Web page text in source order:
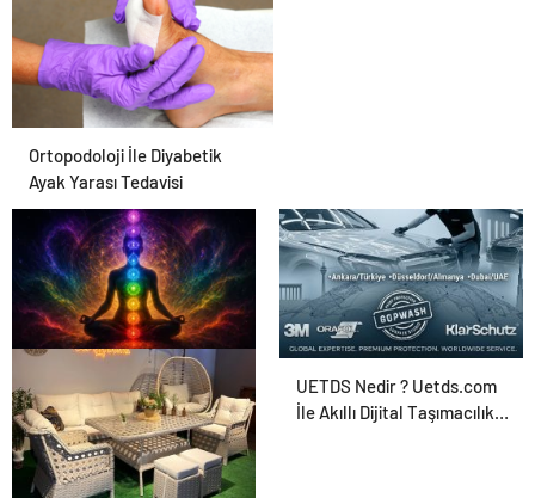
Ortopodoloji İle Diyabetik
Ayak Yarası Tedavisi
Zihnin Gizemli Sınırları ve
Ötesi : Nasılnedir.com
UETDS Nedir ? Uetds.com
İle Akıllı Dijital Taşımacılık